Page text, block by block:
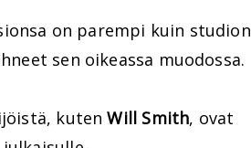
on parempi kuin studion
sen oikeassa muodossa.
kutenWill Smith, ovat